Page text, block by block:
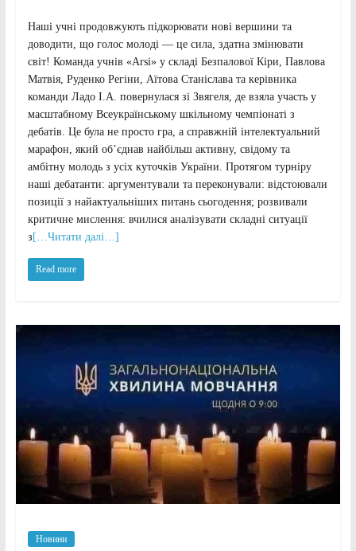
Наші учні продовжують підкорювати нові вершини та
доводити, що голос молоді — це сила, здатна змінювати
світ! Команда учнів «Arsi» у складі Безпалової Кіри, Павлова
Матвія, Руденко Регіни, Аїтова Станіслава та керівника
команди Ладо І.А. повернулася зі Звягеля, де взяла участь у
масштабному Всеукраїнському шкільному чемпіонаті з
дебатів. Це була не просто гра, а справжній інтелектуальний
марафон, який об’єднав найбільш активну, свідому та
амбітну молодь з усіх куточків України. Протягом турніру
наші дебатанти: аргументували та переконували: відстоювали
позиції з найактуальніших питань сьогодення; розвивали
критичне мислення: вчилися аналізувати складні ситуації
з […Читати далі…]
Read more
Новини